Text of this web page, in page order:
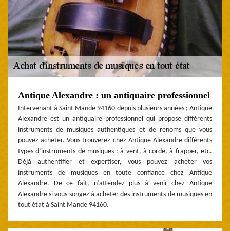
Antique Alexandre : un antiquaire professionnel
Intervenant à Saint Mande 94160 depuis plusieurs années ; Antique
Alexandre est un antiquaire professionnel qui propose différents
instruments de musiques authentiques et de renoms que vous
pouvez acheter. Vous trouverez chez Antique Alexandre différents
types d’instruments de musiques : à vent, à corde, à frapper, etc.
Déjà authentifier et expertiser, vous pouvez acheter vos
instruments de musiques en toute confiance chez Antique
Alexandre. De ce fait, n’attendez plus à venir chez Antique
Alexandre si vous songez à acheter des instruments de musiques en
tout état à Saint Mande 94160.